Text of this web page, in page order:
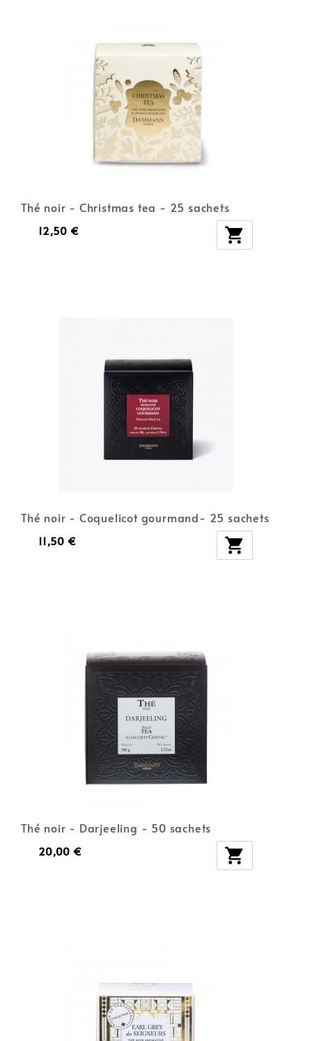
Thé noir - Christmas tea - 25 sachets
12,50 € 
Thé noir - Coquelicot gourmand- 25 sachets
11,50 € 
Thé noir - Darjeeling - 50 sachets
20,00 € 